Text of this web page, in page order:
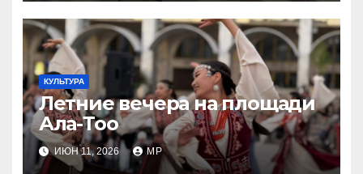
КУЛЬТУРА
Летние вечера на площади
Ала-Тоо
ИЮН 11, 2026 MP